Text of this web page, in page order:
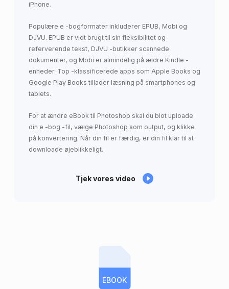
iPhone.
Populære e -bogformater inkluderer EPUB, Mobi og
DJVU. EPUB er vidt brugt til sin fleksibilitet og
referverende tekst, DJVU -butikker scannede
dokumenter, og Mobi er almindelig på ældre Kindle -
enheder. Top -klassificerede apps som Apple Books og
Google Play Books tillader læsning på smartphones og
tablets.
For at ændre eBook til Photoshop skal du blot uploade
din e -bog -fil, vælge Photoshop som output, og klikke
på konvertering. Når din fil er færdig, er din fil klar til at
downloade øjeblikkeligt.
Tjek vores video
EBOOK